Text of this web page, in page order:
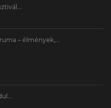
– élmények,…